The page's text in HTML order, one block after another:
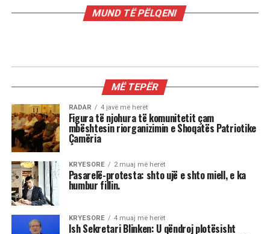
MUND TË PËLQENI
Mamdani, Obama i ‘ri’ dhe çfarë e
frikëson vërtet Trumpin; 3 mesazhet
nga vota në Nju Jork
Shkruar nga Massimo Gaggi